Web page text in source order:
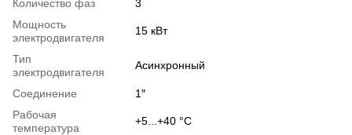
Количество фаз
3
Мощность
электродвигателя
15 кВт
Тип
электродвигателя
Асинхронный
Соединение
1″
Рабочая
температура
+5...+40 °С